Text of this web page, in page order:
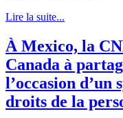
Lire la suite...
À Mexico, la
Canada à
l’occasion d’un
droits de la